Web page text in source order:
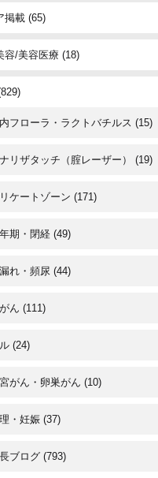
掲載 (65)
容/美容医療 (18)
フローラ・ラクトバチルス (15)
リザタッチ（腟レーザー） (19)
ケートゾーン (171)
期・閉経 (49)
れ・頻尿 (44)
ん (111)
(24)
がん・卵巣がん (10)
・妊娠 (37)
ブログ (793)